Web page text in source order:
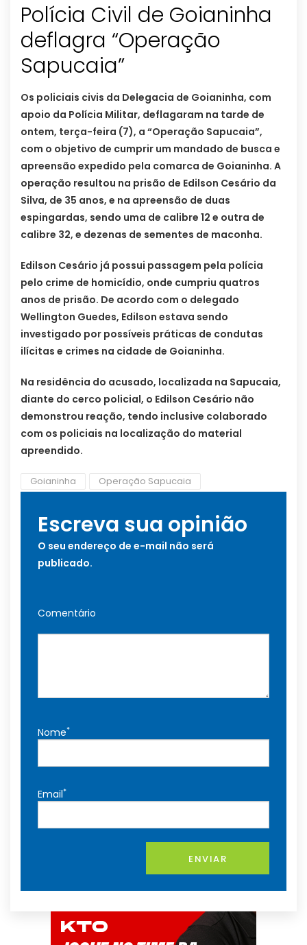
Polícia Civil de Goianinha
deflagra “Operação
Sapucaia”
Os policiais civis da Delegacia de Goianinha, com
apoio da Polícia Militar, deflagaram na tarde de
ontem, terça-feira (7), a “Operação Sapucaia”,
com o objetivo de cumprir um mandado de busca e
apreensão expedido pela comarca de Goianinha. A
operação resultou na prisão de Edilson Cesário da
Silva, de 35 anos, e na apreensão de duas
espingardas, sendo uma de calibre 12 e outra de
calibre 32, e dezenas de sementes de maconha.
Edilson Cesário já possui passagem pela polícia
pelo crime de homicídio, onde cumpriu quatros
anos de prisão. De acordo com o delegado
Wellington Guedes, Edilson estava sendo
investigado por possíveis práticas de condutas
ilícitas e crimes na cidade de Goianinha.
Na residência do acusado, localizada na Sapucaia,
diante do cerco policial, o Edilson Cesário não
demonstrou reação, tendo inclusive colaborado
com os policiais na localização do material
apreendido.
Goianinha Operação Sapucaia
Escreva sua opinião
O seu endereço de e-mail não será
publicado.
Comentário
Nome*
Email*
ENVIAR